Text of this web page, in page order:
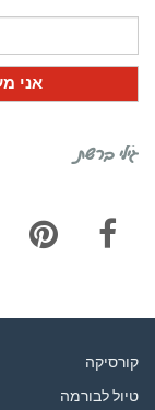
גילי ברשת
קורסיקה
טיול לבורמה